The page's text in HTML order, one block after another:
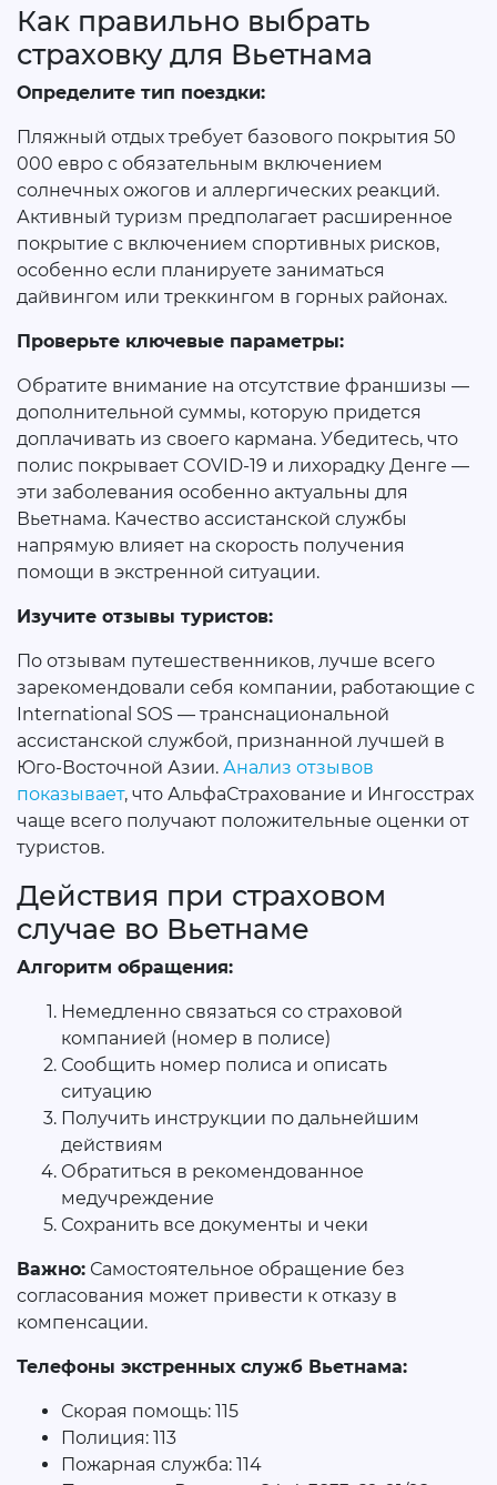
Как правильно выбрать
страховку для Вьетнама
Определите тип поездки:
Пляжный отдых требует базового покрытия 50
000 евро с обязательным включением
солнечных ожогов и аллергических реакций.
Активный туризм предполагает расширенное
покрытие с включением спортивных рисков,
особенно если планируете заниматься
дайвингом или треккингом в горных районах.
Проверьте ключевые параметры:
Обратите внимание на отсутствие франшизы —
дополнительной суммы, которую придется
доплачивать из своего кармана. Убедитесь, что
полис покрывает COVID-19 и лихорадку Денге —
эти заболевания особенно актуальны для
Вьетнама. Качество ассистанской службы
напрямую влияет на скорость получения
помощи в экстренной ситуации.
Изучите отзывы туристов:
По отзывам путешественников, лучше всего
зарекомендовали себя компании, работающие с
International SOS — транснациональной
ассистанской службой, признанной лучшей в
Юго-Восточной Азии. Анализ отзывов
показывает, что АльфаСтрахование и Ингосстрах
чаще всего получают положительные оценки от
туристов.
Действия при страховом
случае во Вьетнаме
Алгоритм обращения:
Немедленно связаться со страховой
компанией (номер в полисе)
Сообщить номер полиса и описать
ситуацию
Получить инструкции по дальнейшим
действиям
Обратиться в рекомендованное
медучреждение
Сохранить все документы и чеки
Важно: Самостоятельное обращение без
согласования может привести к отказу в
компенсации.
Телефоны экстренных служб Вьетнама:
Скорая помощь: 115
Полиция: 113
Пожарная служба: 114